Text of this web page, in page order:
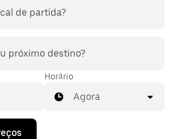
de partida?
próximo destino?
Horário
Agora